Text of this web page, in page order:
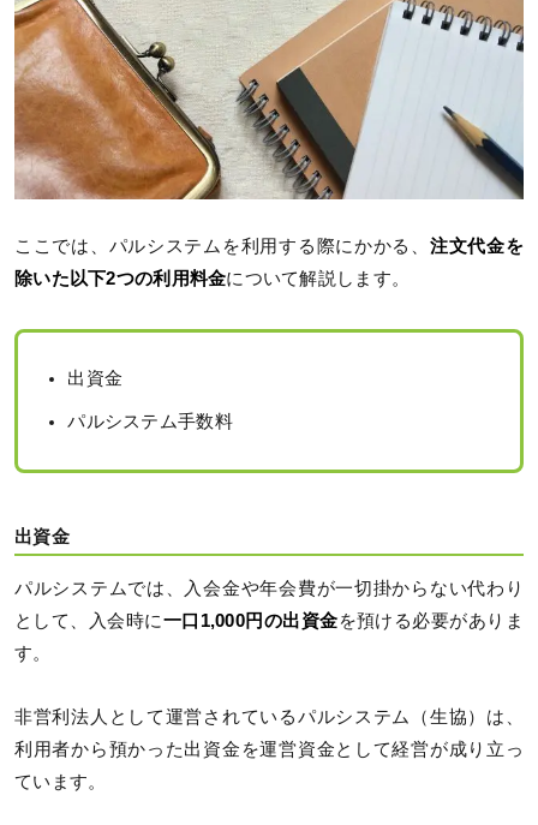
ここでは、パルシステムを利用する際にかかる、 注文代金を
除いた以下2つの利用料金について解説します。
出資金
パルシステム手数料
出資金
パルシステムでは、入会金や年会費が一切掛からない代わり
として、入会時に一口1,000円の出資金を預ける必要がありま
す。
非営利法人として運営されているパルシステム（生協）は、
利用者から預かった出資金を運営資金として経営が成り立っ
ています。